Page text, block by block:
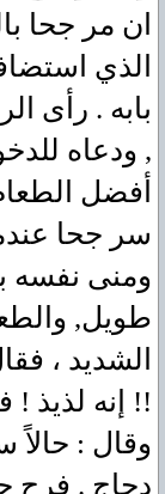
ان مر جحا
الذي
بابه . رأى
, ودعاه
أفضل
سر جحا
ومنى نفسه
طويل,
الشديد ،
!! إنه لذيذ !
وقال : حالاً
دجاج . فرح